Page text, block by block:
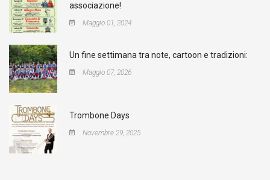
associazione!
Maggio 01, 2024
Un fine settimana tra note, cartoon e tradizioni:
Maggio 07, 2026
Trombone Days
Novembre 29, 2025